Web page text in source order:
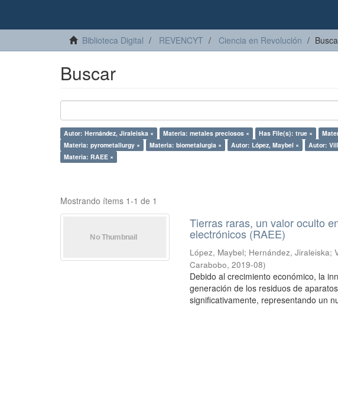
Biblioteca Digital REVENCYT Ciencia en Revolución
Buscar
Autor: Hernández, Jiraleiska × Materia: metales preciosos × Has File(s): true ×
Materia: pyrometallurgy ×
Materia: biometalurgia × Autor: López, Maybel × Autor:
Materia: RAEE ×
Mostrando ítems 1-1 de 1
Tierras raras, un valor oculto
electrónicos (RAEE)
López, Maybel; Hernández, Jiraleiska;
Carabobo,2019-08)
Debido al crecimiento económico, la
generación de los residuos de
significativamente, representando un